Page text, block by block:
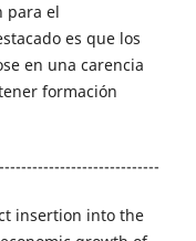
para el
es que los
en una carencia
formación
insertion into the